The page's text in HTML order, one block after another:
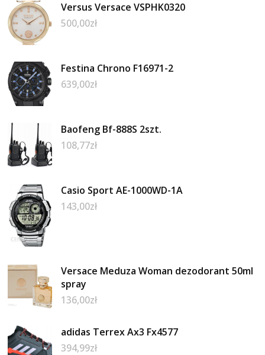
Versus Versace VSPHK0320
500,00zł
Festina Chrono F16971-2
639,00zł
Baofeng Bf-888S 2szt.
108,77zł
Casio Sport AE-1000WD-1A
143,00zł
Versace Meduza Woman dezodorant 50ml
spray
136,00zł
adidas Terrex Ax3 Fx4577
394,99zł